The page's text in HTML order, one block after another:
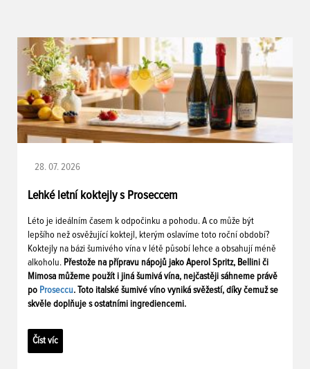
28. 07. 2026
Lehké letní koktejly s Proseccem
Léto je ideálním časem k odpočinku a pohodu. A co může být
lepšího než osvěžující koktejl, kterým oslavíme toto roční období?
Koktejly na bázi šumivého vína v létě působí lehce a obsahují méně
alkoholu. Přestože na přípravu nápojů jako Aperol Spritz, Bellini či
Mimosa můžeme použít i jiná šumivá vína, nejčastěji sáhneme právě
po Proseccu. Toto italské šumivé víno vyniká svěžestí, díky čemuž se
skvěle doplňuje s ostatními ingrediencemi.
Číst víc